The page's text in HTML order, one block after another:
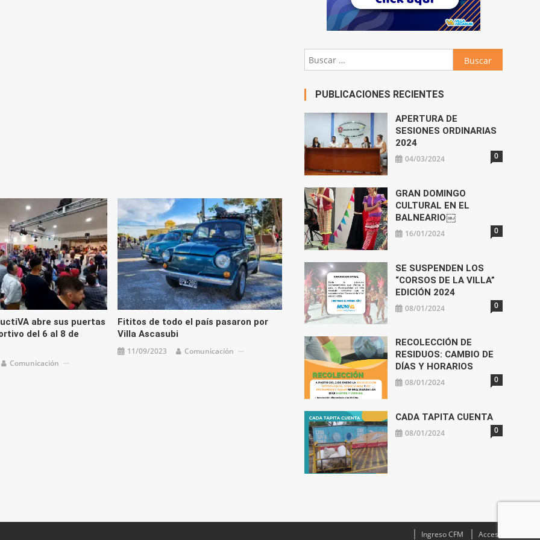
abre sus puertas
del 6 al 8 de
Comunicación
Fititos de todo el país pasaron por
Villa Ascasubi
11/09/2023 Comunicación
Buscar:
PUBLICACIONES RECIENTES
APERTURA DE
SESIONES ORDINARIAS
2024
04/03/2024 0
GRAN DOMINGO
CULTURAL EN EL
BALNEARIO￼
16/01/2024 0
SE SUSPENDEN LOS
“CORSOS DE LA VILLA”
EDICIÓN 2024
08/01/2024 0
RECOLECCIÓN DE
RESIDUOS: CAMBIO DE
DÍAS Y HORARIOS
08/01/2024 0
CADA TAPITA CUENTA
08/01/2024 0
Ingreso CFM Acceso